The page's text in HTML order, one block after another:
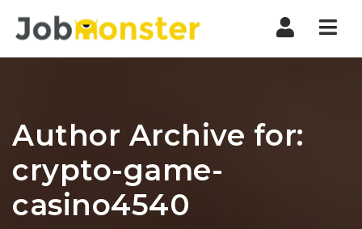
Author Archive for:
crypto-game-
casino4540